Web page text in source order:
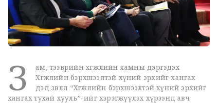
З
ам, тээврийн хөгжлийн яамны дэргэдэх
Хөгжлийн бэрхшээлтэй хүний эрхийг хангах
дэд зөвлөл “Хөгжлийн бэрхшээлтэй хүний эрхийг
хангах тухай хууль”-ийг хэрэгжүүлэх хүрээнд авч